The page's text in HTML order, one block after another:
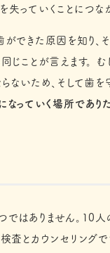
っていくことにつなが
できた原因を知り、
ことが言えます。 む
ないため、そして歯
っていく場所であり
ではありません。10
査とカウンセリングで